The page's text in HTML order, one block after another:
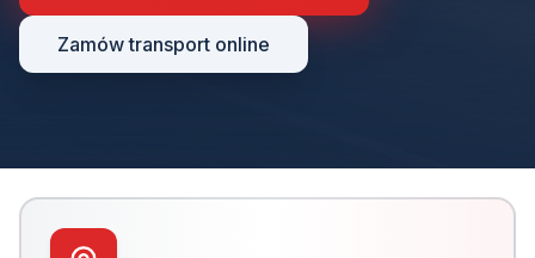
Zamów transport online